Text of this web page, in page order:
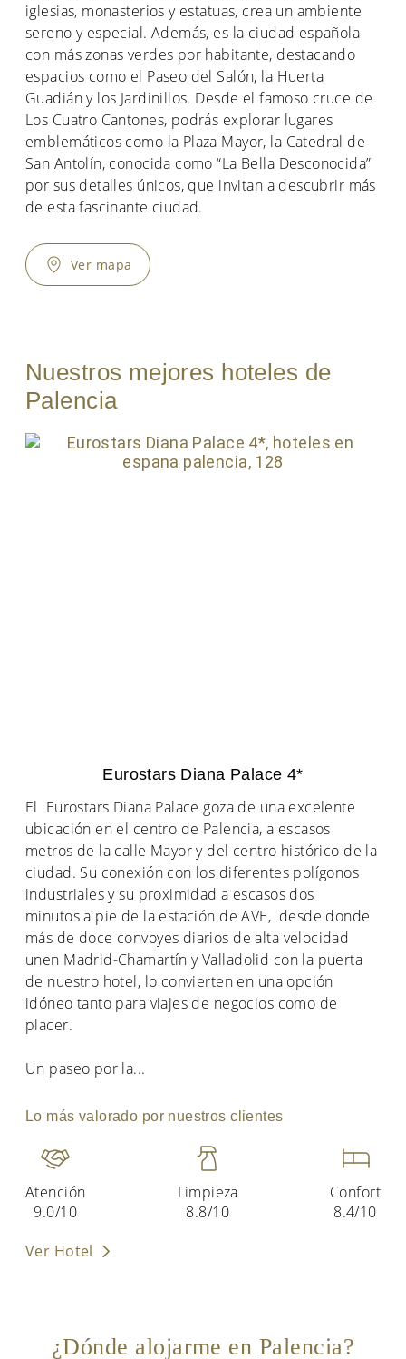
iglesias, monasterios y estatuas, crea un ambiente
sereno y especial. Además, es la ciudad española
con más zonas verdes por habitante, destacando
espacios como el Paseo del Salón, la Huerta
Guadián y los Jardinillos. Desde el famoso cruce de
Los Cuatro Cantones, podrás explorar lugares
emblemáticos como la Plaza Mayor, la Catedral de
San Antolín, conocida como “La Bella Desconocida”
por sus detalles únicos, que invitan a descubrir más
de esta fascinante ciudad.
Ver mapa
Nuestros mejores hoteles de
Palencia
Eurostars Diana Palace 4*
El Eurostars Diana Palace goza de una excelente
ubicación en el centro de Palencia, a escasos
metros de la calle Mayor y del centro histórico de la
ciudad. Su conexión con los diferentes polígonos
industriales y su proximidad a escasos dos
minutos a pie de la estación de AVE, desde donde
más de doce convoyes diarios de alta velocidad
unen Madrid-Chamartín y Valladolid con la puerta
de nuestro hotel, lo convierten en una opción
idóneo tanto para viajes de negocios como de
placer.
Un paseo por la...
Lo más valorado por nuestros clientes
Atención
9.0/10
Limpieza
8.8/10
Confort
8.4/10
Ver Hotel
¿Dónde alojarme en Palencia?